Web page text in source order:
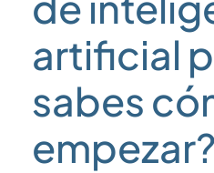
artificial
sabes
empezar?